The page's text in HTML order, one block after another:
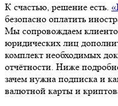
К счастью, решение есть.
безопасно оплатить
Мы сопровождаем
юридических лиц
комплект необходимых
отчётности. Ниже
зачем нужна подписка и
валютной карты и